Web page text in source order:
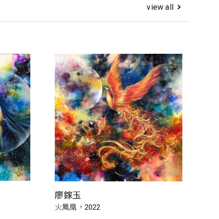
view all
廖鎵玉
火鳳凰，2022